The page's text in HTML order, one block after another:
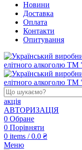
Новини
Доставка
Оплата
Контакти
Опитування
акція
АВТОРИЗАЦІЯ
0 Обране
0 Порівняти
0 items / 0.0 ₴
Меню